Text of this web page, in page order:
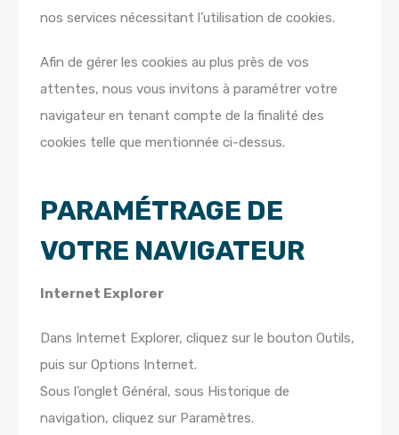
nos services nécessitant l’utilisation de cookies.
Afin de gérer les cookies au plus près de vos
attentes, nous vous invitons à paramétrer votre
navigateur en tenant compte de la finalité des
cookies telle que mentionnée ci-dessus.
PARAMÉTRAGE DE
VOTRE NAVIGATEUR
Internet Explorer
Dans Internet Explorer, cliquez sur le bouton Outils,
puis sur Options Internet.
Sous l’onglet Général, sous Historique de
navigation, cliquez sur Paramètres.